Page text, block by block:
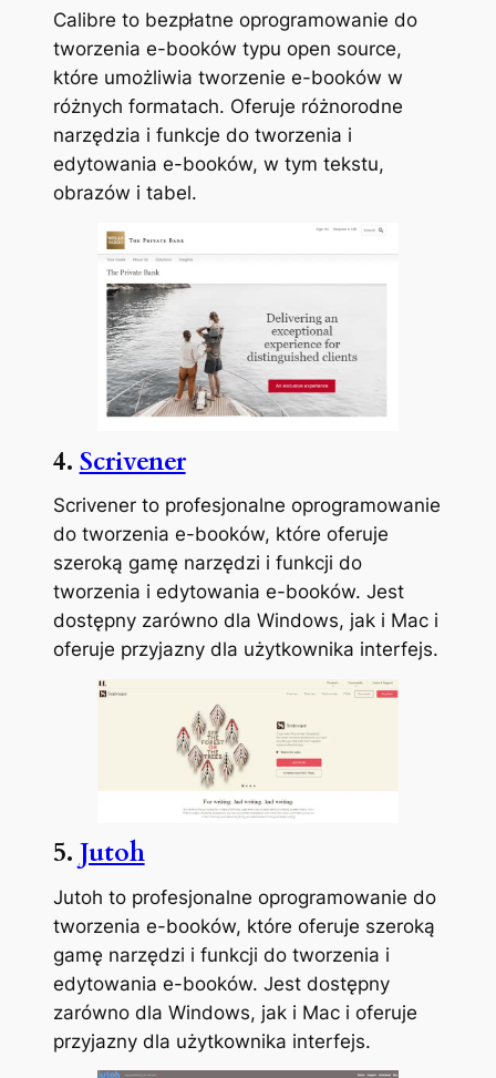
Calibre to bezpłatne oprogramowanie do
tworzenia e-booków typu open source,
które umożliwia tworzenie e-booków w
różnych formatach. Oferuje różnorodne
narzędzia i funkcje do tworzenia i
edytowania e-booków, w tym tekstu,
obrazów i tabel.
4. Scrivener
Scrivener to profesjonalne oprogramowanie
do tworzenia e-booków, które oferuje
szeroką gamę narzędzi i funkcji do
tworzenia i edytowania e-booków. Jest
dostępny zarówno dla Windows, jak i Mac i
oferuje przyjazny dla użytkownika interfejs.
5. Jutoh
Jutoh to profesjonalne oprogramowanie do
tworzenia e-booków, które oferuje szeroką
gamę narzędzi i funkcji do tworzenia i
edytowania e-booków. Jest dostępny
zarówno dla Windows, jak i Mac i oferuje
przyjazny dla użytkownika interfejs.